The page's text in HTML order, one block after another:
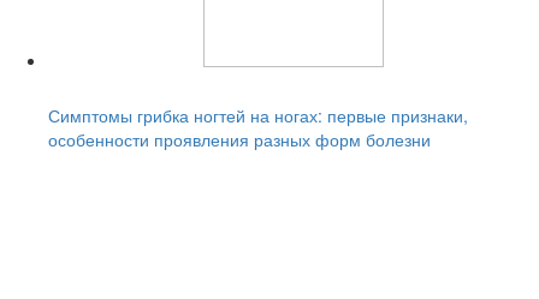
Симптомы грибка ногтей на ногах: первые признаки,
особенности проявления разных форм болезни